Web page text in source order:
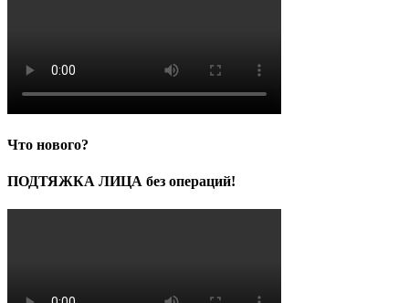
Что нового?
ПОДТЯЖКА ЛИЦА без операций!